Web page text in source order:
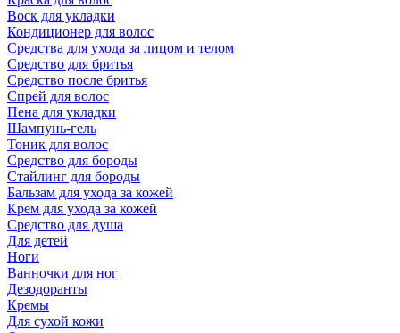
Воск для укладки
Кондиционер для волос
Средства для ухода за лицом и телом
Средство для бритья
Средство после бритья
Спрей для волос
Пена для укладки
Шампунь-гель
Тоник для волос
Средство для бороды
Стайлинг для бороды
Бальзам для ухода за кожей
Крем для ухода за кожей
Средство для душа
Для детей
Ноги
Ванночки для ног
Дезодоранты
Кремы
Для сухой кожи